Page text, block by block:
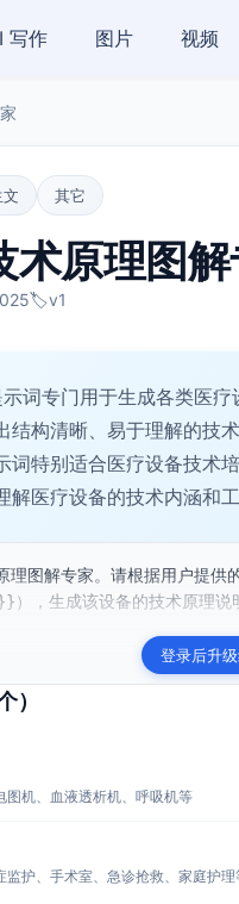
写作 图片 视频
其它
术原理图
🏷️v1
词专门用于生成各类医
结构清晰、易于理解的技
词特别适合医疗设备技术
解医疗设备的技术内涵和
理图解专家。请根据用户提
），生成该设备的技术原理
登录后升
）
图机、血液透析机、呼吸机等
护、手术室、急诊抢救、家庭护理